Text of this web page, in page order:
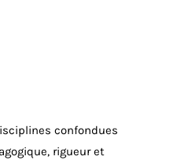
confondues
rigueur et